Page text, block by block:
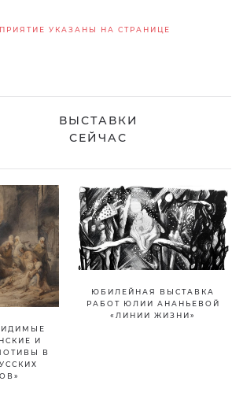
УКАЗАНЫ НА СТРАНИЦЕ
ВЫСТАВКИ
СЕЙЧАС
И
В
ЮБИЛЕЙНАЯ ВЫСТАВКА
РАБОТ ЮЛИИ АНАНЬЕВОЙ
«ЛИНИИ ЖИЗНИ»